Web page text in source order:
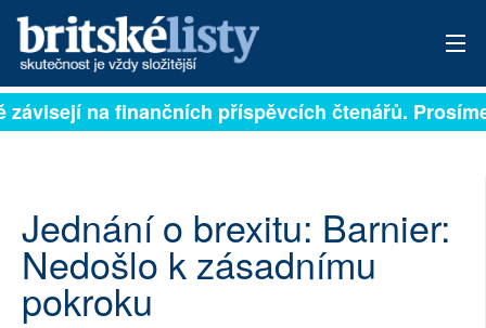
PŘIHLÁSIT
ARCHIV
ROZHOVORY
TÉMATA
na finančních příspěvcích čtenářů.
Jednání o brexitu: Barnier:
Nedošlo k zásadnímu
pokroku